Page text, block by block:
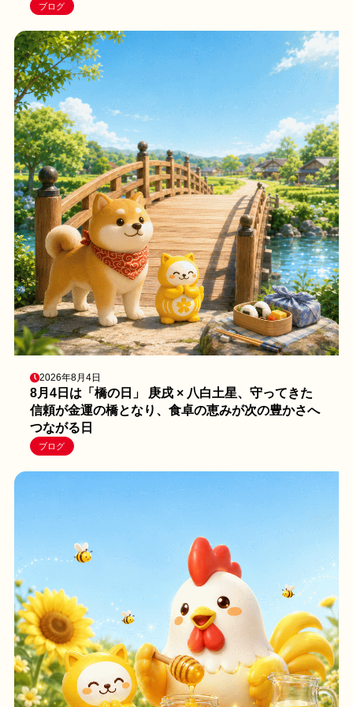
ブログ
2026年8月4日
8月4日は「橋の日」 庚戌 × 八白土星、守ってきた
信頼が金運の橋となり、食卓の恵みが次の豊かさへ
つながる日
ブログ